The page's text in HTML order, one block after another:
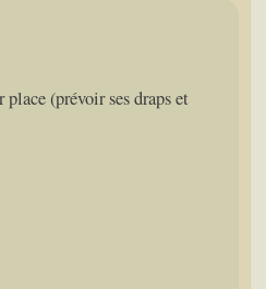
(prévoir ses draps et